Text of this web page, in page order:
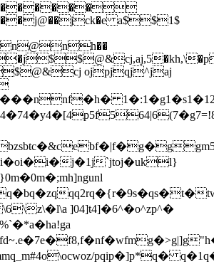
j�1j`jtoj�ukl}
qq2rq�{r�9s�qs�t�
]04]t4]�6^�o^zp^�
pqip�]p*q�